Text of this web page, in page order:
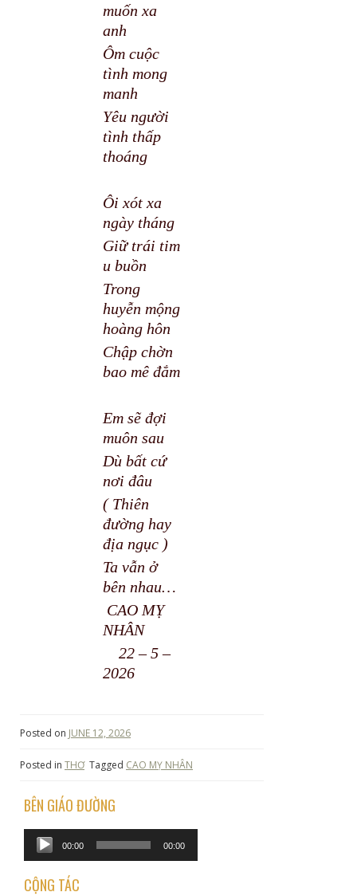
muốn xa
anh
Ôm cuộc
tình mong
manh
Yêu người
tình thấp
thoáng
Ôi xót xa
ngày tháng
Giữ trái tim
u buồn
Trong
huyễn mộng
hoàng hôn
Chập chờn
bao mê đắm
Em sẽ đợi
muôn sau
Dù bất cứ
nơi đâu
( Thiên
đường hay
địa ngục )
Ta vẫn ở
bên nhau…
CAO MỴ
NHÂN
22 – 5 –
2026
Posted on JUNE 12, 2026
Posted in THƠ Tagged CAO MỴ NHÂN
BÊN GIÁO ĐƯỜNG
Audio
Player
00:00 00:00
CỘNG TÁC